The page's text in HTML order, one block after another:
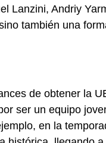
Lanzini, Andriy
también una
de obtener la
ser un equipo
en la